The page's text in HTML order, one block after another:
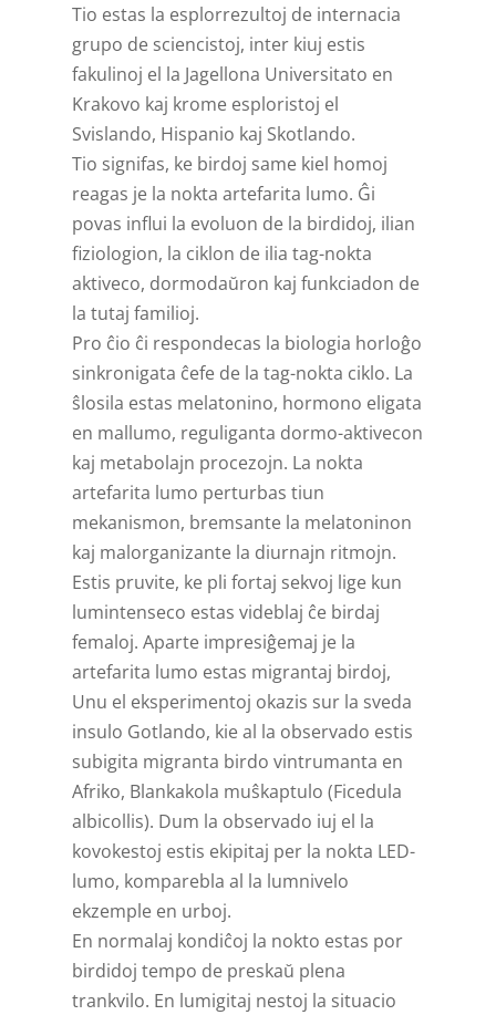
Tio estas la esplorrezultoj de internacia
grupo de sciencistoj, inter kiuj estis
fakulinoj el la Jagellona Universitato en
Krakovo kaj krome esploristoj el
Svislando, Hispanio kaj Skotlando.
Tio signifas, ke birdoj same kiel homoj
reagas je la nokta artefarita lumo. Ĝi
povas influi la evoluon de la birdidoj, ilian
fiziologion, la ciklon de ilia tag-nokta
aktiveco, dormodaŭron kaj funkciadon de
la tutaj familioj.
Pro ĉio ĉi respondecas la biologia horloĝo
sinkronigata ĉefe de la tag-nokta ciklo. La
ŝlosila estas melatonino, hormono eligata
en mallumo, reguliganta dormo-aktivecon
kaj metabolajn procezojn. La nokta
artefarita lumo perturbas tiun
mekanismon, bremsante la melatoninon
kaj malorganizante la diurnajn ritmojn.
Estis pruvite, ke pli fortaj sekvoj lige kun
lumintenseco estas videblaj ĉe birdaj
femaloj. Aparte impresiĝemaj je la
artefarita lumo estas migrantaj birdoj,
Unu el eksperimentoj okazis sur la sveda
insulo Gotlando, kie al la observado estis
subigita migranta birdo vintrumanta en
Afriko, Blankakola muŝkaptulo (Ficedula
albicollis). Dum la observado iuj el la
kovokestoj estis ekipitaj per la nokta LED-
lumo, komparebla al la lumnivelo
ekzemple en urboj.
En normalaj kondiĉoj la nokto estas por
birdidoj tempo de preskaŭ plena
trankvilo. En lumigitaj nestoj la situacio